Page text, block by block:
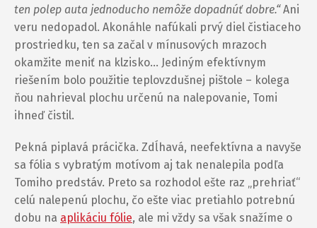
ten polep auta jednoducho nemôže dopadnúť dobre.“Ani
veru nedopadol. Akonáhle nafúkali prvý diel čistiaceho
prostriedku, ten sa začal v mínusových mrazoch
okamžite meniť na klzisko… Jediným efektívnym
riešením bolo použitie teplovzdušnej pištole – kolega
ňou nahrieval plochu určenú na nalepovanie, Tomi
ihneď čistil.
Pekná piplavá prácička. Zdĺhavá, neefektívna a navyše
sa fólia s vybratým motívom aj tak nenalepila podľa
Tomiho predstáv. Preto sa rozhodol ešte raz „prehriať“
celú nalepenú plochu, čo ešte viac pretiahlo potrebnú
dobu na aplikáciu fólie, ale mi vždy sa však snažíme o